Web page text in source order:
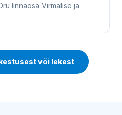
linnaosa Virmalise ja
või lekest